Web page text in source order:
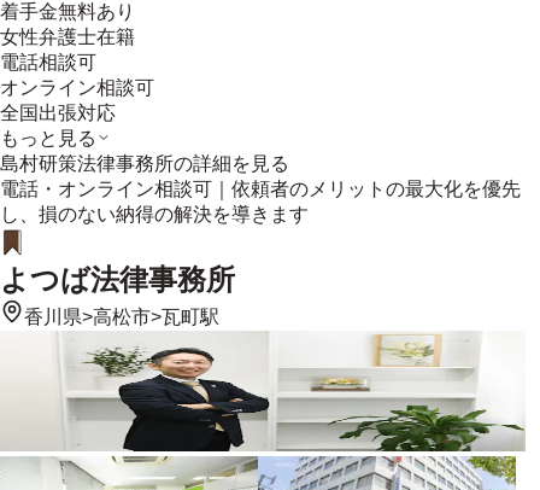
着手金無料あり
女性弁護士在籍
電話相談可
オンライン相談可
全国出張対応
もっと見る
島村研策法律事務所の詳細を見る
電話・オンライン相談可｜依頼者のメリットの最大化を優先
し、損のない納得の解決を導きます
よつば法律事務所
香川県>高松市>瓦町駅